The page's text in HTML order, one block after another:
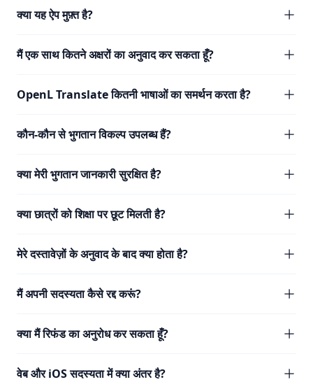
क्या यह ऐप मुफ़्त है?
मैं एक साथ कितने अक्षरों का अनुवाद कर सकता हूँ?
OpenL Translate कितनी भाषाओं का समर्थन करता है?
कौन-कौन से भुगतान विकल्प उपलब्ध हैं?
क्या मेरी भुगतान जानकारी सुरक्षित है?
क्या छात्रों को शिक्षा पर छूट मिलती है?
मेरे दस्तावेज़ों के अनुवाद के बाद क्या होता है?
मैं अपनी सदस्यता कैसे रद्द करूं?
क्या मैं रिफंड का अनुरोध कर सकता हूँ?
वेब और iOS सदस्यता में क्या अंतर है?